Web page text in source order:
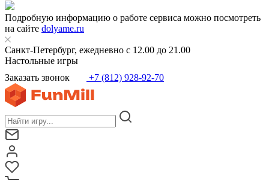
Подробную информацию о работе сервиса можно посмотреть
на сайте dolyame.ru
Санкт-Петербург, ежедневно с 12.00 до 21.00
Настольные игры
Заказать звонок
+7 (812) 928-92-70